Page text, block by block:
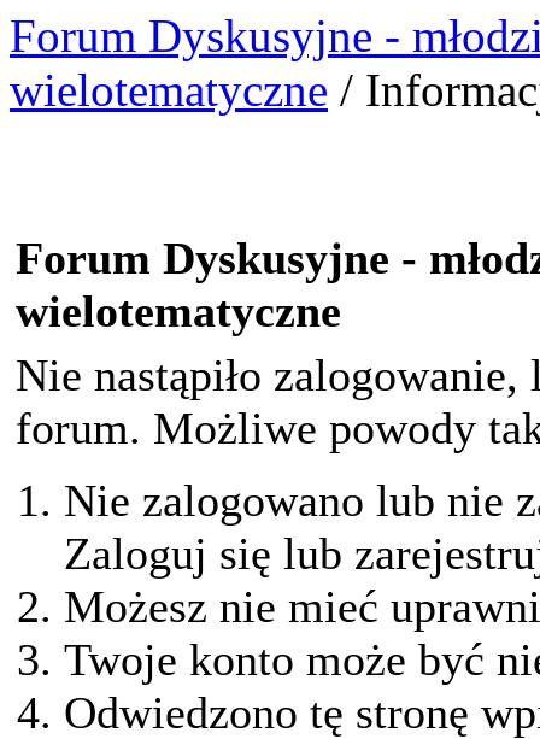
Forum Dyskusyjne -
wielotematyczne /
Forum Dyskusyjne -
wielotematyczne
Nie nastąpiło
forum. Możliwe powody
Nie zalogowano lub nie
Zaloguj się lub
Możesz nie mieć
Twoje konto może być
Odwiedzono tę stronę